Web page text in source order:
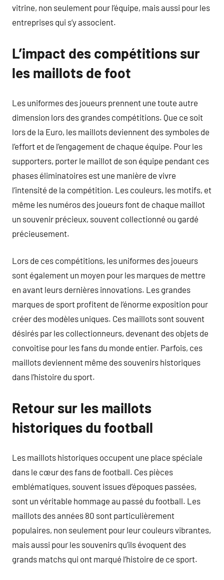
vitrine, non seulement pour l’équipe, mais aussi pour les
entreprises qui s’y associent.
L’impact des compétitions sur
les maillots de foot
Les uniformes des joueurs prennent une toute autre
dimension lors des grandes compétitions. Que ce soit
lors de la Euro, les maillots deviennent des symboles de
l’effort et de l’engagement de chaque équipe. Pour les
supporters, porter le maillot de son équipe pendant ces
phases éliminatoires est une manière de vivre
l’intensité de la compétition. Les couleurs, les motifs, et
même les numéros des joueurs font de chaque maillot
un souvenir précieux, souvent collectionné ou gardé
précieusement.
Lors de ces compétitions, les uniformes des joueurs
sont également un moyen pour les marques de mettre
en avant leurs dernières innovations. Les grandes
marques de sport profitent de l’énorme exposition pour
créer des modèles uniques. Ces maillots sont souvent
désirés par les collectionneurs, devenant des objets de
convoitise pour les fans du monde entier. Parfois, ces
maillots deviennent même des souvenirs historiques
dans l’histoire du sport.
Retour sur les maillots
historiques du football
Les maillots historiques occupent une place spéciale
dans le cœur des fans de football. Ces pièces
emblématiques, souvent issues d’époques passées,
sont un véritable hommage au passé du football. Les
maillots des années 80 sont particulièrement
populaires, non seulement pour leur couleurs vibrantes,
mais aussi pour les souvenirs qu’ils évoquent des
grands matchs qui ont marqué l’histoire de ce sport.